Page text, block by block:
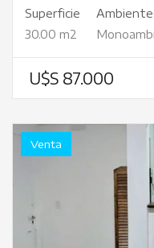
Superficie
30.00 m2
U$S 87.000
Venta